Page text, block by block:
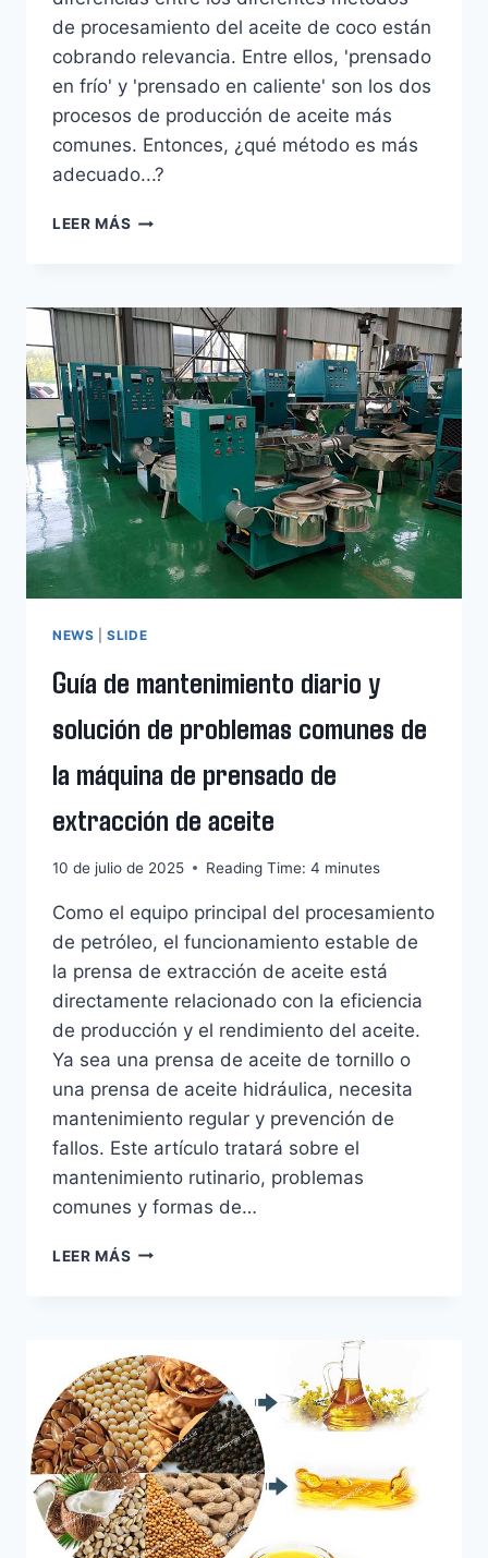
de procesamiento del aceite de coco están
cobrando relevancia. Entre ellos, 'prensado
en frío' y 'prensado en caliente' son los dos
procesos de producción de aceite más
comunes. Entonces, ¿qué método es más
adecuado...?
LEER MÁS ¿PRENSADO
PRENSADO
EN
CALIENTE:
CUÁL
ES
MEJOR
PARA
EL
ACEITE
DE
COCO?
NEWS |SLIDE
Guía de mantenimiento diario y
solución de problemas comunes de
la máquina de prensado de
extracción de aceite
10 de julio de 2025 Reading Time: 4 minutes
Como el equipo principal del procesamiento
de petróleo, el funcionamiento estable de
la prensa de extracción de aceite está
directamente relacionado con la eficiencia
de producción y el rendimiento del aceite.
Ya sea una prensa de aceite de tornillo o
una prensa de aceite hidráulica, necesita
mantenimiento regular y prevención de
fallos. Este artículo tratará sobre el
mantenimiento rutinario, problemas
comunes y formas de…
LEER MÁS GUÍA
SOLUCIÓN
DE
PROBLEMAS
COMUNES
DE
LA
MÁQUINA
DE
PRENSADO